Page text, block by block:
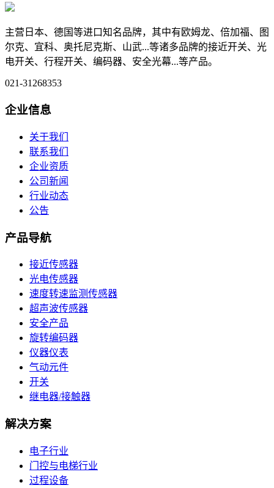
主营日本、德国等进口知名品牌，其中有欧姆龙、倍加福、图
尔克、宜科、奥托尼克斯、山武...等诸多品牌的接近开关、光
电开关、行程开关、编码器、安全光幕...等产品。
021-31268353
企业信息
关于我们
联系我们
企业资质
公司新闻
行业动态
公告
产品导航
接近传感器
光电传感器
速度转速监测传感器
超声波传感器
安全产品
旋转编码器
仪器仪表
气动元件
开关
继电器/接触器
解决方案
电子行业
门控与电梯行业
过程设备